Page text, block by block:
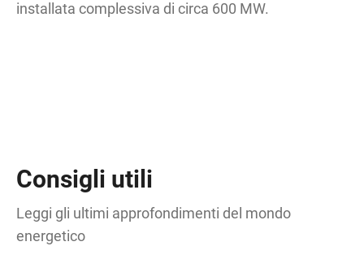
installata complessiva di circa 600 MW.
Consigli utili
Leggi gli ultimi approfondimenti del mondo
energetico